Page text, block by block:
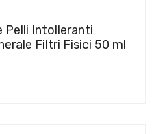
Pelli Intolleranti
Filtri Fisici 50 ml